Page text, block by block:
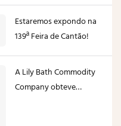
Estaremos expondo na
139ª Feira de Cantão!
A Lily Bath Commodity
Company obteve